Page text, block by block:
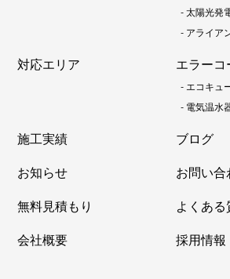
-太陽光発
- アライア
対応エリア エラー
-エコキュ
- 電気温水
施工実績
ブログ
お知らせ
お問い合
無料見積もり
よくある
会社概要
採用情報